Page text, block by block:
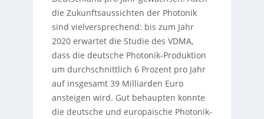
die Zukunftsaussichten der Photonik
sind vielversprechend: bis zum Jahr
2020 erwartet die Studie des VDMA,
dass die deutsche Photonik-Produktion
um durchschnittlich 6 Prozent pro Jahr
auf insgesamt 39 Milliarden Euro
ansteigen wird. Gut behaupten konnte
die deutsche und europäische Photonik-